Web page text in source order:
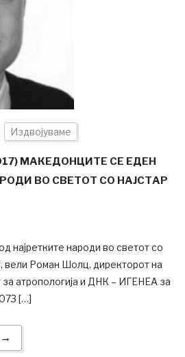
Издвојуваме
МАКЕДОНЦИТЕ СЕ ЕДЕН
ВО СВЕТОТ СО НАЈСТАР
најретките народи во светот со
вели Роман Шолц, директорот на
за атропологија и ДНК – ИГЕНЕА за
[…]
→